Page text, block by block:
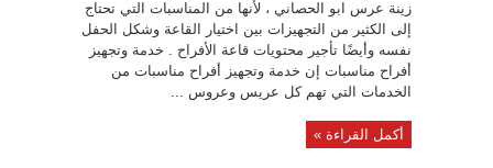
زينة عرس ابو الحصاني ، لأنها من المناسبات التي تحتاج
إلى الكثير من التجهيزات بين اختيار القاعة وشكل الحفل
نفسه وأيضًا تأجير محتويات قاعة الأفراح . خدمة وتجهيز
أفراح مناسبات إن خدمة وتجهيز أفراح مناسبات من
الخدمات التي تهم كل عريس وعروس ...
أكمل القراءة »